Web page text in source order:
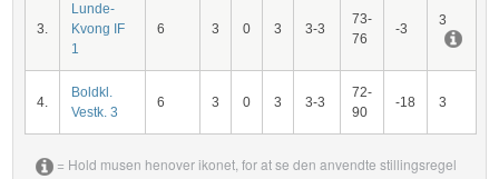
3.
Lunde-
Kvong IF
1
6 3 0 3 3-3
73-
76
-3
3
4.
Boldkl.
Vestk. 3
6 3 0 3 3-3
72-
90
-18 3
= Hold musen henover ikonet, for at se den anvendte stillingsregel